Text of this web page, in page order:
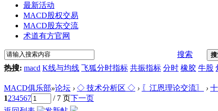
最新活动
MACD股权交易
MACD股东交流
术道有方官网
搜索
热搜: macd K线与均线 飞狐分时指标 共振指标 分时 橡胶 牛股
MACD俱乐部»论坛 › ◇ 技术分析区 ◇ › 〖江恩理论交流〗 ›
1234567 / 7 页下一页